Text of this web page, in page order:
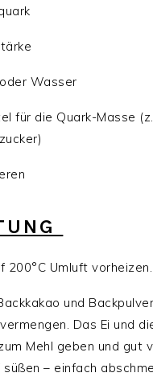
Wasser
für die Quark-Masse
200°C Umluft vorheizen.
und Backpulver
Das Ei und
Mehl geben und gut
– einfach